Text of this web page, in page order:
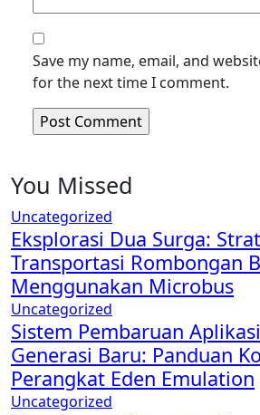
Save my name, email, and
for the next time I comment.
You Missed
Uncategorized
Eksplorasi Dua Surga:
Transportasi Rombongan
Menggunakan Microbus
Uncategorized
Sistem Pembaruan
Generasi Baru: Panduan
Perangkat Eden Emulation
Uncategorized